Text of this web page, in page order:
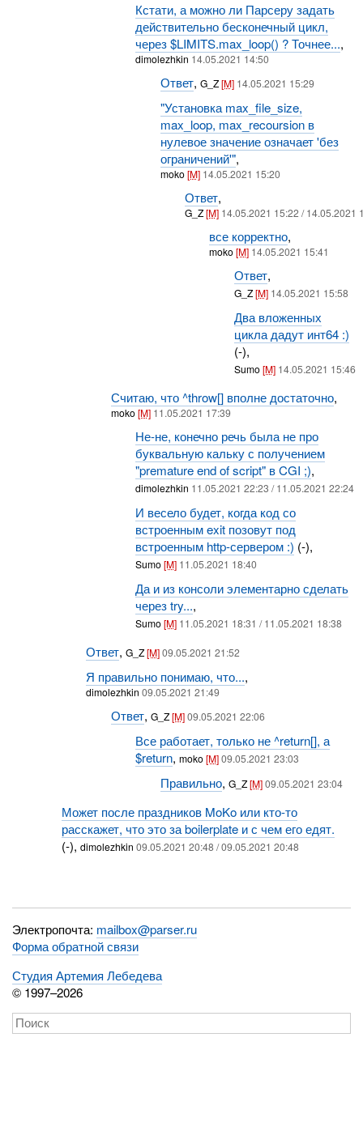
Кстати, а можно ли Парсеру задать
действительно бесконечный цикл,
через $LIMITS.max_loop() ? Точнее...,
dimolezhkin 14.05.2021 14:50
Ответ, G_Z[M] 14.05.2021 15:29
"Установка max_file_size,
max_loop, max_recoursion в
нулевое значение означает 'без
ограничений'",
moko[M] 14.05.2021 15:20
Ответ,
G_Z[M] 14.05.2021 15:22 / 14.05.2021
все корректно,
moko[M] 14.05.2021 15:41
Ответ,
G_Z[M] 14.05.2021 15:58
Два вложенных
цикла дадут инт64 :)
(-),
Sumo[M] 14.05.2021 15:46
Считаю, что ^throw[] вполне достаточно,
moko[M] 11.05.2021 17:39
Не-не, конечно речь была не про
буквальную кальку с получением
"premature end of script" в CGI ;),
dimolezhkin 11.05.2021 22:23 / 11.05.2021 22:24
И весело будет, когда код со
встроенным exit позовут под
встроенным http-сервером :) (-),
Sumo[M] 11.05.2021 18:40
Да и из консоли элементарно сделать
через try...,
Sumo[M] 11.05.2021 18:31 / 11.05.2021 18:38
Ответ,G_Z[M]09.05.2021 21:52
Я правильно понимаю, что...,
dimolezhkin09.05.2021 21:49
Ответ, G_Z[M]09.05.2021 22:06
Все работает, только не ^return[], а
$return,moko[M]09.05.2021 23:03
Правильно, G_Z[M] 09.05.2021 23:04
Может после праздников MoKo или кто-то
расскажет, что это за boilerplate и с чем его едят.
(-), dimolezhkin 09.05.2021 20:48 / 09.05.2021 20:48
Электропочта: mailbox@parser.ru
Форма обратной связи
Студия Артемия Лебедева
© 1997–2026